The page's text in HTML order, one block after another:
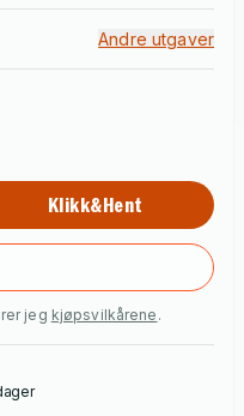
Andre utgaver
Klikk&Hent
jeg kjøpsvilkårene .